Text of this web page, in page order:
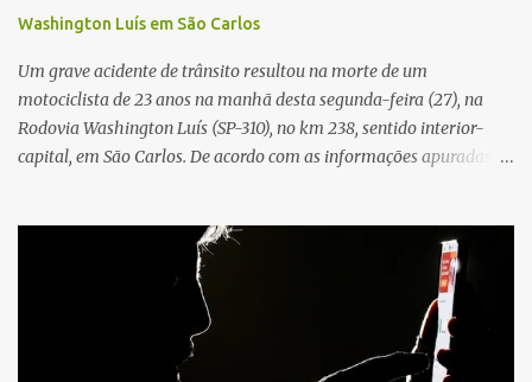
Washington Luís em São Carlos
Um grave acidente de trânsito resultou na morte de um
motociclista de 23 anos na manhã desta segunda-feira (27), na
Rodovia Washington Luís (SP-310), no km 238, sentido interior-
capital, em São Carlos. De acordo com as informações apuradas no
veículo, o trânsito estava lento e congestionado devido a obras
realizadas na rodovia, momento em que ocorreu o impacto. Com
a violência da colisão, o motociclista foi arremessado ao solo.
Testemunhas relataram que o capacete teria se desprendido
durante o acidente. O jovem sofreu ferimentos gravíssimos e